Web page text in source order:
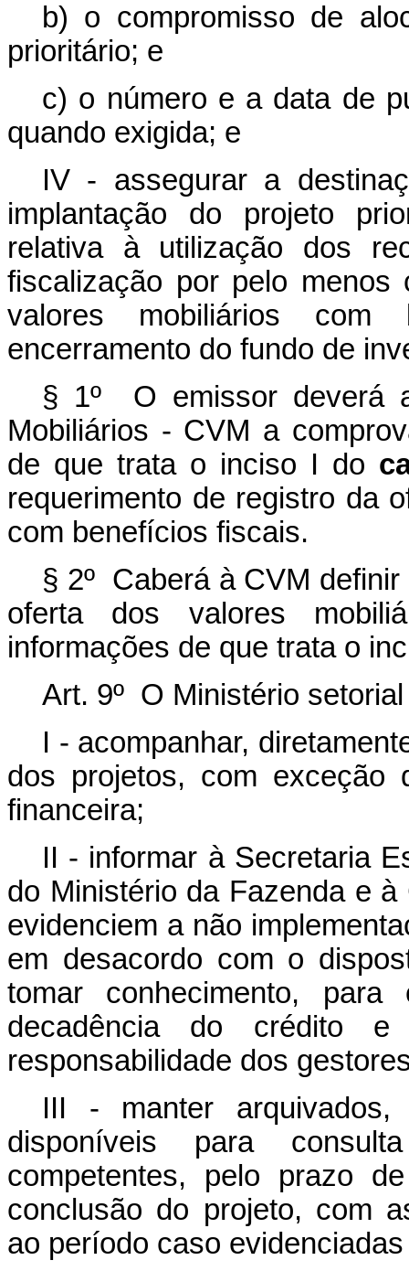
b) o compromisso de
prioritário; e
c) o número e a data de
quando exigida; e
IV - assegurar a
implantação do projeto
relativa à utilização dos
fiscalização por pelo
valores mobiliários
encerramento do fundo de
§ 1º O emissor deverá
Mobiliários - CVM a
de que trata o inciso I do
requerimento de registro da
com benefícios fiscais.
§ 2º Caberá à CVM
oferta dos valores
informações de que trata o
Art. 9º O Ministério
I - acompanhar,
dos projetos, com exceção
financeira;
II - informar à Secretaria
do Ministério da Fazenda e
evidenciem a não
em desacordo com o
tomar conhecimento,
decadência do crédito
responsabilidade dos
III - manter
disponíveis para
competentes, pelo prazo
conclusão do projeto, com
ao período caso